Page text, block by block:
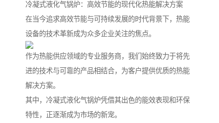
冷凝式液化气锅炉：高效节能的现代化热能解决方案
在当今追求高效节能与可持续发展的时代背景下，热能
设备的技术革新成为众多企业关注的焦点。
作为热能供应领域的专业服务商，我们始终致力于将先
进的技术与可靠的产品相结合，为客户提供优质的热能
解决方案。
其中，冷凝式液化气锅炉凭借其出色的能效表现和环保
特性，正逐渐成为市场的新宠。